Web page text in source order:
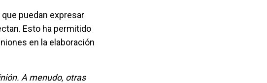
puedan expresar
Esto ha permitido
en la elaboración
A menudo, otras